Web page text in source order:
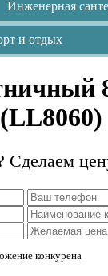
Инженерная
и отдых
Сделаем
конкурена